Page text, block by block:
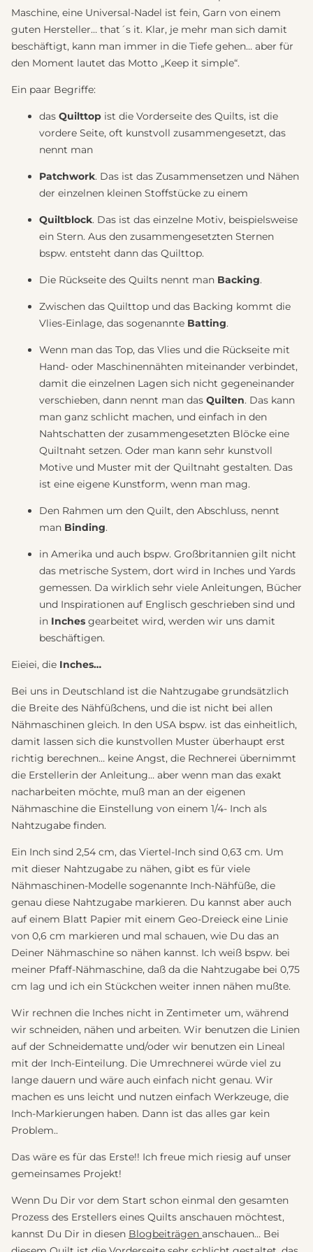
Maschine, eine Universal-Nadel ist fein, Garn von einem
guten Hersteller… that´s it. Klar, je mehr man sich damit
beschäftigt, kann man immer in die Tiefe gehen… aber für
den Moment lautet das Motto „Keep it simple“.
Ein paar Begriffe:
das Quilttop ist die Vorderseite des Quilts, ist die
vordere Seite, oft kunstvoll zusammengesetzt, das
nennt man
Patchwork. Das ist das Zusammensetzen und Nähen
der einzelnen kleinen Stoffstücke zu einem
Quiltblock. Das ist das einzelne Motiv, beispielsweise
ein Stern. Aus den zusammengesetzten Sternen
bspw. entsteht dann das Quilttop.
Die Rückseite des Quilts nennt man Backing.
Zwischen das Quilttop und das Backing kommt die
Vlies-Einlage, das sogenannte Batting.
Wenn man das Top, das Vlies und die Rückseite mit
Hand- oder Maschinennähten miteinander verbindet,
damit die einzelnen Lagen sich nicht gegeneinander
verschieben, dann nennt man das Quilten. Das kann
man ganz schlicht machen, und einfach in den
Nahtschatten der zusammengesetzten Blöcke eine
Quiltnaht setzen. Oder man kann sehr kunstvoll
Motive und Muster mit der Quiltnaht gestalten. Das
ist eine eigene Kunstform, wenn man mag.
Den Rahmen um den Quilt, den Abschluss, nennt
man Binding.
in Amerika und auch bspw. Großbritannien gilt nicht
das metrische System, dort wird in Inches und Yards
gemessen. Da wirklich sehr viele Anleitungen, Bücher
und Inspirationen auf Englisch geschrieben sind und
in Inches gearbeitet wird, werden wir uns damit
beschäftigen.
Eieiei, die Inches…
Bei uns in Deutschland ist die Nahtzugabe grundsätzlich
die Breite des Nähfüßchens, und die ist nicht bei allen
Nähmaschinen gleich. In den USA bspw. ist das einheitlich,
damit lassen sich die kunstvollen Muster überhaupt erst
richtig berechnen… keine Angst, die Rechnerei übernimmt
die Erstellerin der Anleitung… aber wenn man das exakt
nacharbeiten möchte, muß man an der eigenen
Nähmaschine die Einstellung von einem 1/4- Inch als
Nahtzugabe finden.
Ein Inch sind 2,54 cm, das Viertel-Inch sind 0,63 cm. Um
mit dieser Nahtzugabe zu nähen, gibt es für viele
Nähmaschinen-Modelle sogenannte Inch-Nähfüße, die
genau diese Nahtzugabe markieren. Du kannst aber auch
auf einem Blatt Papier mit einem Geo-Dreieck eine Linie
von 0,6 cm markieren und mal schauen, wie Du das an
Deiner Nähmaschine so nähen kannst. Ich weiß bspw. bei
meiner Pfaff-Nähmaschine, daß da die Nahtzugabe bei 0,75
cm lag und ich ein Stückchen weiter innen nähen mußte.
Wir rechnen die Inches nicht in Zentimeter um, während
wir schneiden, nähen und arbeiten. Wir benutzen die Linien
auf der Schneidematte und/oder wir benutzen ein Lineal
mit der Inch-Einteilung. Die Umrechnerei würde viel zu
lange dauern und wäre auch einfach nicht genau. Wir
machen es uns leicht und nutzen einfach Werkzeuge, die
Inch-Markierungen haben. Dann ist das alles gar kein
Problem..
Das wäre es für das Erste!! Ich freue mich riesig auf unser
gemeinsames Projekt!
Wenn Du Dir vor dem Start schon einmal den gesamten
Prozess des Erstellers eines Quilts anschauen möchtest,
kannst Du Dir in diesen Blogbeiträgen anschauen… Bei